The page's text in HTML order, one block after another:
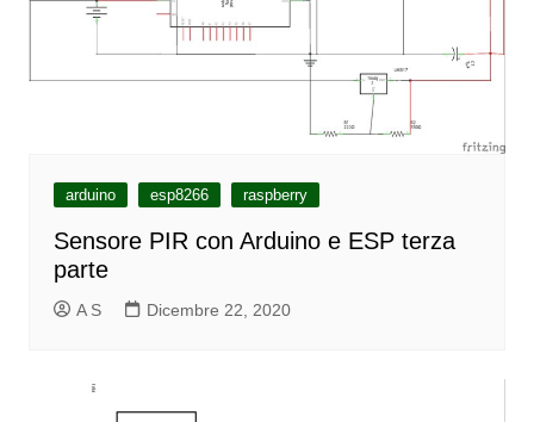
arduino esp8266 raspberry
Sensore PIR con Arduino e ESP terza
parte
A S Dicembre 22, 2020